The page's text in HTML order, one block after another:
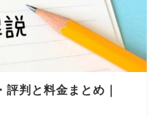
評判と料金まとめ｜